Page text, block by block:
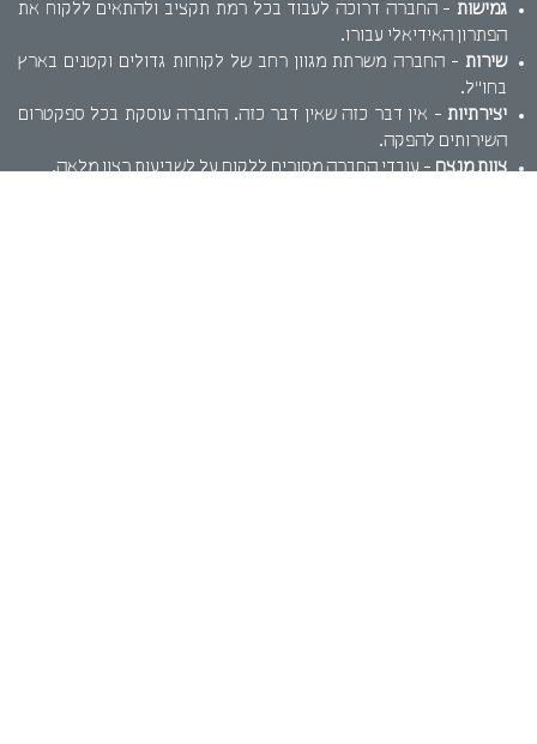
גמישות - החברה דרוכה לעבוד בכל רמת תקציב ולהתאים ללקוח את
הפתרון האידיאלי עבורו.
שירות - החברה משרתת מגוון רחב של לקוחות גדולים וקטנים בארץ
בחו"ל.
יצירתיות - אין דבר כזה שאין דבר כזה. החברה עוסקת בכל ספקטרום
השירותים להפקה.
צוות מנצח- עובדי החברה מסורים ללקוח על לשביעות רצון מלאה.